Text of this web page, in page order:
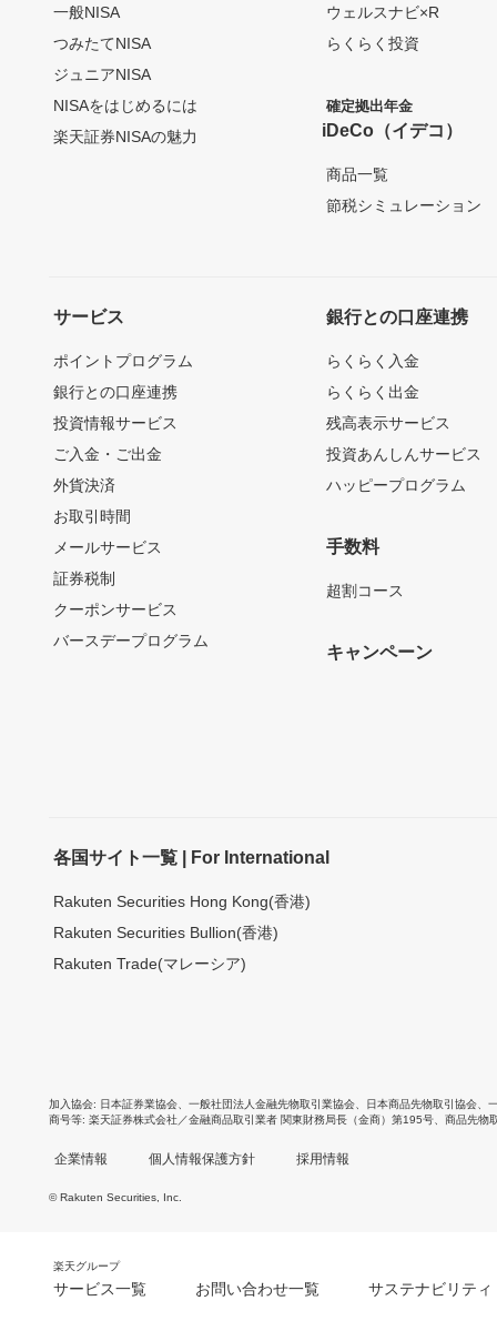
一般NISA
つみたてNISA
ジュニアNISA
NISAをはじめるには
楽天証券NISAの魅力
ウェルスナビ×R
らくらく投資
確定拠出年金
iDeCo（イデコ）
商品一覧
節税シミュレーション
サービス
ポイントプログラム
銀行との口座連携
投資情報サービス
ご入金・ご出金
外貨決済
お取引時間
メールサービス
証券税制
クーポンサービス
バースデープログラム
銀行との口座連携
らくらく入金
らくらく出金
残高表示サービス
投資あんしんサービス
ハッピープログラム
手数料
超割コース
キャンペーン
各国サイト一覧 | For International
Rakuten Securities Hong Kong(香港)
Rakuten Securities Bullion(香港)
Rakuten Trade(マレーシア)
加入協会 日本証券業協会 一般社団法人金融先物取引業協会 日本商品先物取引協会
商号等 楽天証券株式会社／金融商品取引業者 関東財務局長（金商）第195号、商品先物
企業情報 個人情報保護方針 採用情報
© Rakuten Securities, Inc.
楽天グループ
サービス一覧 お問い合わせ一覧 サステナビリティ